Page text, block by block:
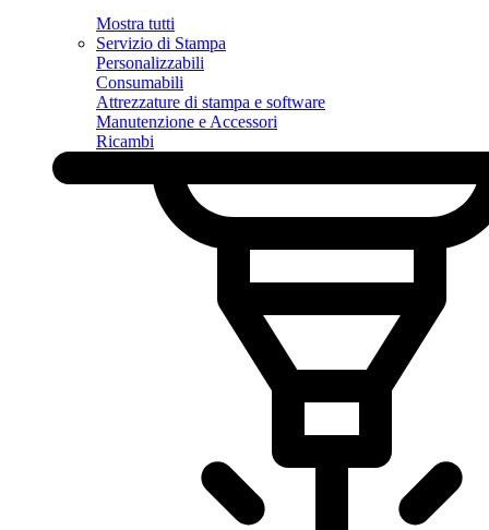
Mostra tutti
Servizio di Stampa
Personalizzabili
Consumabili
Attrezzature di stampa e software
Manutenzione e Accessori
Ricambi